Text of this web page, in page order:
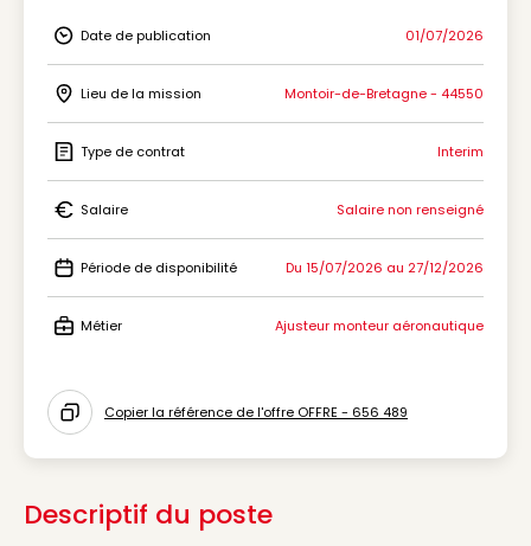
Icon Date de publication
Date de publication 01/07/2026
Icon Lieu de la mission
Lieu de la mission Montoir-de-Bretagne - 44550
Icon Type de contrat
Type de contrat Interim
Icon Salaire
Salaire Salaire non renseigné
Icon Période de disponibilité
Période de disponibilité Du 15/07/2026 au 27/12/2026
Métier Ajusteur monteur aéronautique
Icon copy to clipboard
Copier la référence de l'offre OFFRE - 656 489
Descriptif du poste